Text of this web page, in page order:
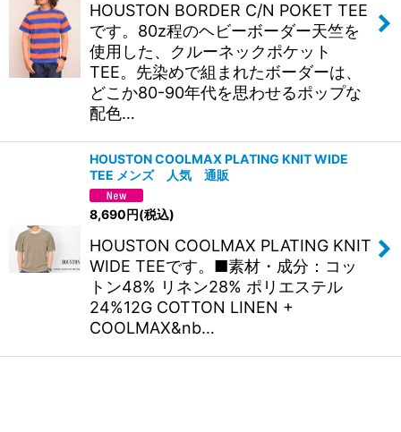
HOUSTON BORDER C/N POKET TEE
です。80z程のヘビーボーダー天竺を
使用した、クルーネックポケット
TEE。先染めで組まれたボーダーは、
どこか80-90年代を思わせるポップな
配色…
HOUSTON COOLMAX PLATING KNIT WIDE
TEE メンズ 人気 通販
8,690円(税込)
HOUSTON COOLMAX PLATING KNIT
WIDE TEEです。■素材・成分：コッ
トン48% リネン28% ポリエステル
24%12G COTTON LINEN +
COOLMAX&nb…